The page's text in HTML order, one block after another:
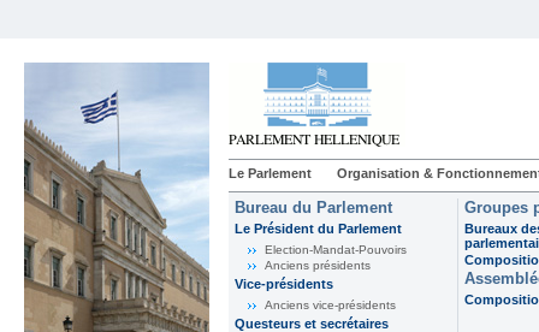
Le Parlement Organisation &
Bureau du Parlement
Le Président du Parlement
Election-Mandat-Pouvoirs
Anciens présidents
Vice-présidents
Anciens vice-présidents
Questeurs et secrétaires
Groupes
Bureaux